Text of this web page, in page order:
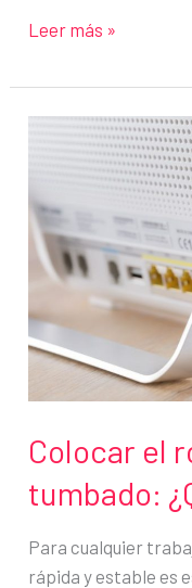
Protege
vista
sin
cómo
usar
correctamente
luz
nocturna
Leer más »
Colocar el
tumbado:
Para cualquier
rápida y estable es